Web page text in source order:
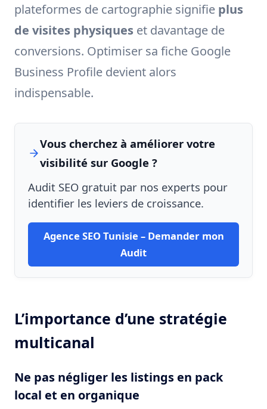
plateformes de cartographie signifie plus
de visites physiques et davantage de
conversions. Optimiser sa fiche Google
Business Profile devient alors
indispensable.
Vous cherchez à améliorer votre
visibilité sur Google ?
Audit SEO gratuit par nos experts pour
identifier les leviers de croissance.
Agence SEO Tunisie – Demander mon
Audit
L’importance d’une stratégie
multicanal
Ne pas négliger les listings en pack
local et en organique